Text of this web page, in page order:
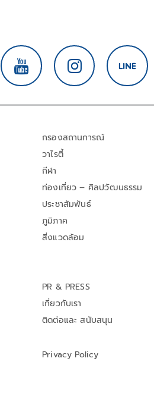
กรองสถานการณ์
วาไรตี้
กีฬา
ท่องเที่ยว – ศิลปวัฒนธรรม
ประชาสัมพันธ์
ภูมิภาค
สิ่งแวดล้อม
PR & PRESS
เกี่ยวกับเรา
ติดต่อและ สนับสนุน
Privacy Policy